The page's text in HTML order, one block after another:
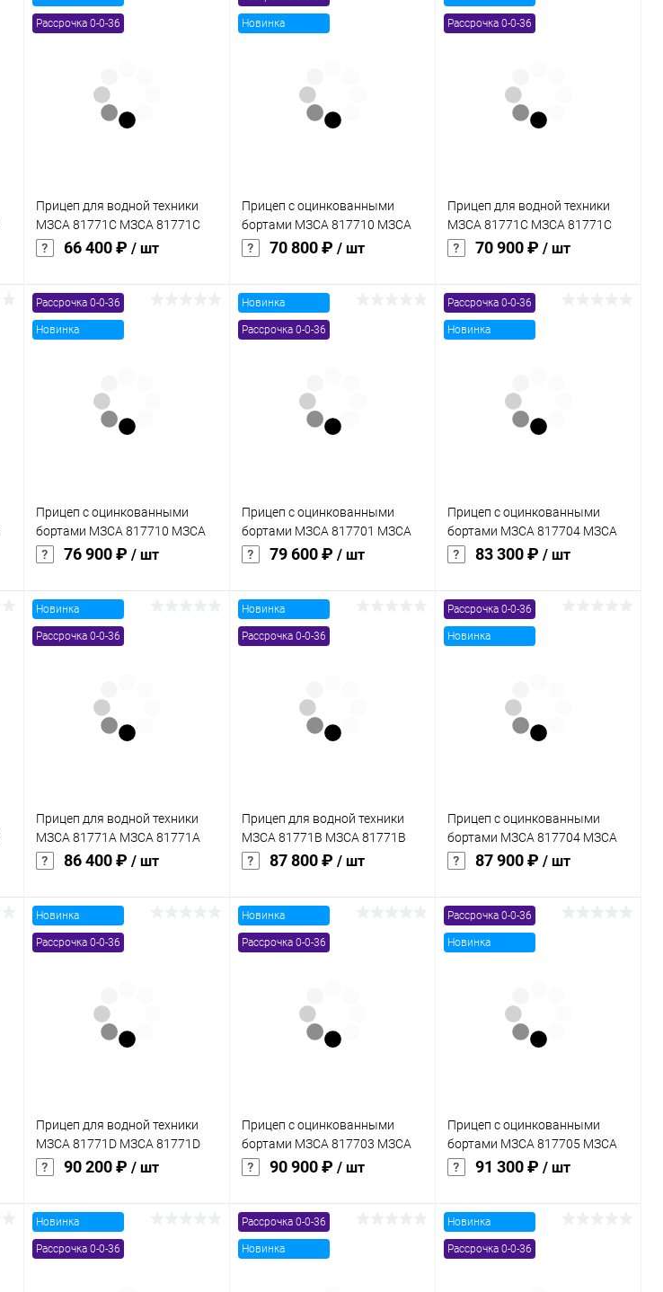
Рассрочка 0-0-36
Прицеп для водной техники
МЗСА 81771С МЗСА 81771С
012
66 400 ₽ / шт
В корзину
В избранное
Новинка
Прицеп с оцинкованными
бортами МЗСА 817710 МЗСА
817710 022
70 800 ₽ / шт
В корзину
В избранное
Рассрочка 0-0-36
Прицеп для водной техники
МЗСА 81771С МЗСА 81771С
014
70 900 ₽ / шт
В корзину
В избранное
Рассрочка 0-0-36
Новинка
Прицеп с оцинкованными
бортами МЗСА 817710 МЗСА
817710 024
76 900 ₽ / шт
В корзину
В избранное
Новинка
Рассрочка 0-0-36
Прицеп с оцинкованными
бортами МЗСА 817701 МЗСА
817701 024
79 600 ₽ / шт
В корзину
В избранное
Рассрочка 0-0-36
Новинка
Прицеп с оцинкованными
бортами МЗСА 817704 МЗСА
817704 022
83 300 ₽ / шт
В корзину
В избранное
Новинка
Рассрочка 0-0-36
Прицеп для водной техники
МЗСА 81771А МЗСА 81771А
101
86 400 ₽ / шт
В корзину
В избранное
Новинка
Рассрочка 0-0-36
Прицеп для водной техники
МЗСА 81771B МЗСА 81771B
101
87 800 ₽ / шт
В корзину
В избранное
Рассрочка 0-0-36
Новинка
Прицеп с оцинкованными
бортами МЗСА 817704 МЗСА
817704 024
87 900 ₽ / шт
В корзину
В избранное
Новинка
Рассрочка 0-0-36
Прицеп для водной техники
МЗСА 81771D МЗСА 81771D
101
90 200 ₽ / шт
В корзину
Новинка
Рассрочка 0-0-36
Прицеп с оцинкованными
бортами МЗСА 817703 МЗСА
817703 022
90 900 ₽ / шт
В корзину
Рассрочка 0-0-36
Новинка
Прицеп с оцинкованными
бортами МЗСА 817705 МЗСА
817705 022
91 300 ₽ / шт
В корзину
Новинка
Рассрочка 0-0-36
Рассрочка 0-0-36
Новинка
Новинка
Рассрочка 0-0-36